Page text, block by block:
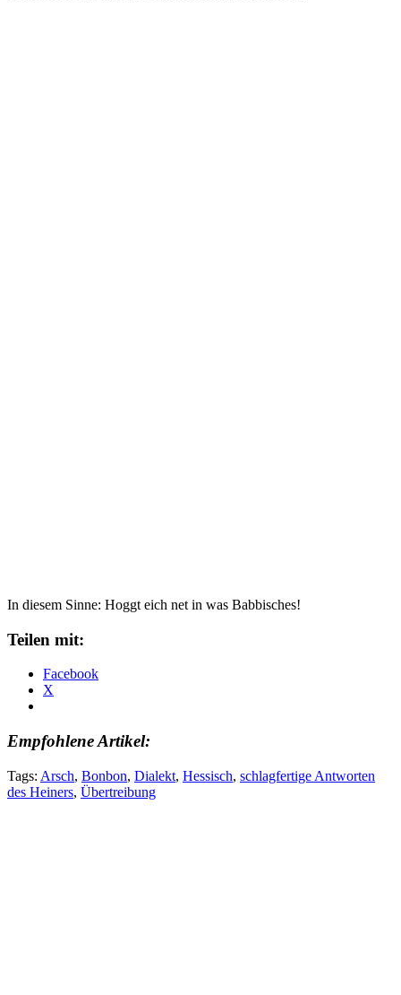
In diesem Sinne: Hoggt eich net in was Babbisches!
Teilen mit:
Facebook
X
Empfohlene Artikel:
Tags: Arsch, Bonbon, Dialekt, Hessisch, schlagfertige Antworten
des Heiners, Übertreibung